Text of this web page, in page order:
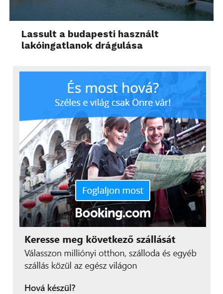
Lassult a budapesti használt
lakóingatlanok drágulása